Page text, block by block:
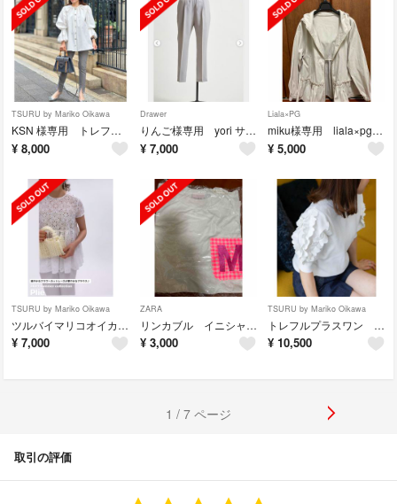
TSURU by Mariko Oikawa
KSN 様専用 トレフルプラスワン スリットパンツ レギンス
¥ 8,000
Drawer
りんご様専用 yori サラサラスティックパンツ グレー
¥ 7,000
Liala×PG
miku様専用 liala×pg ペプラム マウンテンパーカー
¥ 5,000
TSURU by Mariko Oikawa
ツルバイマリコオイカワ レーストップス
¥ 7,000
ZARA
リンカブル イニシャル Tシャツ ピンク
¥ 3,000
TSURU by Mariko Oikawa
トレフルプラスワン ホイップニット 半袖
¥ 10,500
1 / 7 ページ
取引の評価